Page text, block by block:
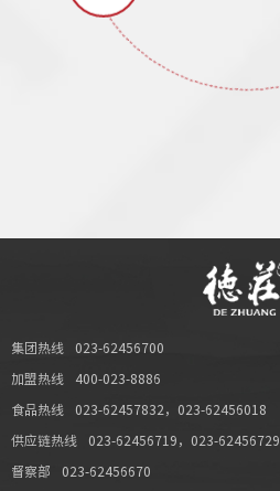
集团热线 023-62456700
加盟热线 400-023-8886
食品热线 023-62457832 ， 023-62456018
供应链热线 023-62456719 ， 023-62456729
督察部 023-62456670